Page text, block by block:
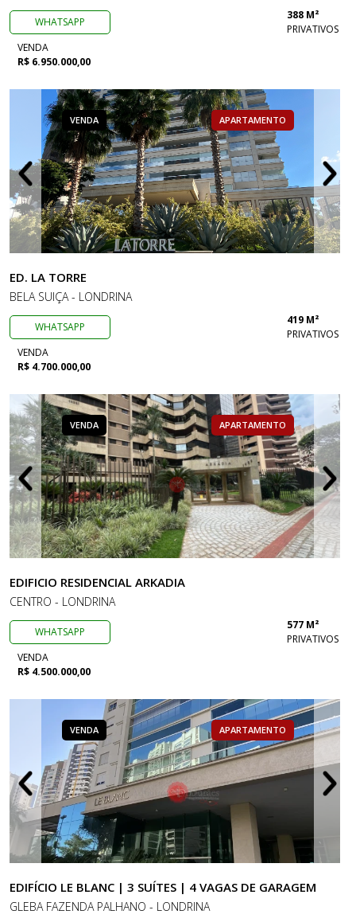
WHATSAPP
388 M²
PRIVATIVOS
VENDA
R$ 6.950.000,00
VENDA APARTAMENTO
ED. LA TORRE
BELA SUIÇA - LONDRINA
WHATSAPP
419 M²
PRIVATIVOS
VENDA
R$ 4.700.000,00
VENDA APARTAMENTO
EDIFICIO RESIDENCIAL ARKADIA
CENTRO - LONDRINA
WHATSAPP
577 M²
PRIVATIVOS
VENDA
R$ 4.500.000,00
VENDA APARTAMENTO
EDIFÍCIO LE BLANC | 3 SUÍTES | 4 VAGAS DE GARAGEM
GLEBA FAZENDA PALHANO - LONDRINA